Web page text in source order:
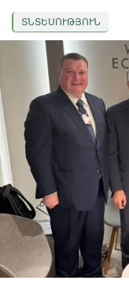
ՏՆՏԵՍՈՒԹՅՈՒՆ